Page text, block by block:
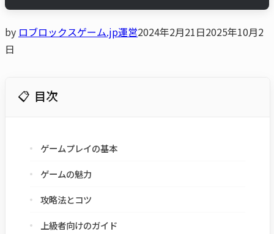
by ロブロックスゲーム.jp運営2024年2月21日2025年10月2
日
目次
ゲームプレイの基本
ゲームの魅力
攻略法とコツ
上級者向けのガイド